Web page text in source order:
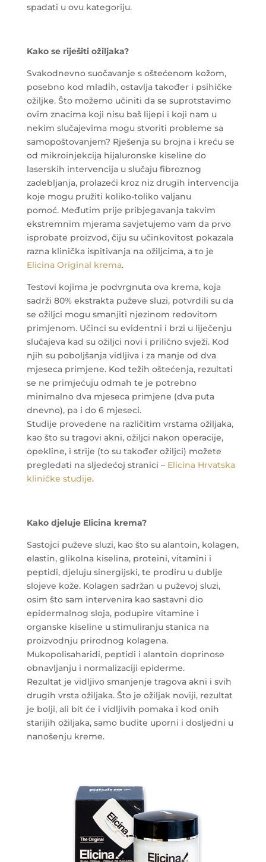
spadati u ovu kategoriju.
Kako se riješiti ožiljaka?
Svakodnevno suočavanje s oštećenom kožom,
posebno kod mladih, ostavlja također i psihičke
ožiljke. Što možemo učiniti da se suprotstavimo
ovim znacima koji nisu baš lijepi i koji nam u
nekim slučajevima mogu stvoriti probleme sa
samopoštovanjem? Rješenja su brojna i kreću se
od mikroinjekcija hijaluronske kiseline do
laserskih intervencija u slučaju fibroznog
zadebljanja, prolazeći kroz niz drugih intervencija
koje mogu pružiti koliko-toliko valjanu
pomoć. Međutim prije pribjegavanja takvim
ekstremnim mjerama savjetujemo vam da prvo
isprobate proizvod, čiju su učinkovitost pokazala
razna klinička ispitivanja na ožiljcima, a to je
Elicina Original krema.
Testovi kojima je podvrgnuta ova krema, koja
sadrži 80% ekstrakta puževe sluzi, potvrdili su da
se ožiljci mogu smanjiti njezinom redovitom
primjenom. Učinci su evidentni i brzi u liječenju
slučajeva kad su ožiljci novi i prilično svježi. Kod
njih su poboljšanja vidljiva i za manje od dva
mjeseca primjene. Kod težih oštećenja, rezultati
se ne primjećuju odmah te je potrebno
minimalno dva mjeseca primjene (dva puta
dnevno), pa i do 6 mjeseci.
Studije provedene na različitim vrstama ožiljaka,
kao što su tragovi akni, ožiljci nakon operacije,
opekline, i strije (to su također ožiljci) možete
pregledati na sljedećoj stranici – Elicina Hrvatska
kliničke studije.
Kako djeluje Elicina krema?
Sastojci puževe sluzi, kao što su alantoin, kolagen,
elastin, glikolna kiselina, proteini, vitamini i
peptidi, djeluju sinergijski, te prodiru u dublje
slojeve kože. Kolagen sadržan u puževoj sluzi,
osim što sam intervenira kao sastavni dio
epidermalnog sloja, podupire vitamine i
organske kiseline u stimuliranju stanica na
proizvodnju prirodnog kolagena.
Mukopolisaharidi, peptidi i alantoin doprinose
obnavljanju i normalizaciji epiderme.
Rezultat je vidljivo smanjenje tragova akni i svih
drugih vrsta ožiljaka. Što je ožiljak noviji, rezultat
je bolji, ali bit će i vidljivih pomaka i kod onih
starijih ožiljaka, samo budite uporni i dosljedni u
nanošenju kreme.